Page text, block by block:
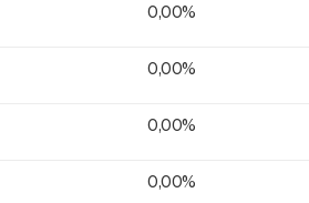
0,00%
0,00%
0,00%
0,00%